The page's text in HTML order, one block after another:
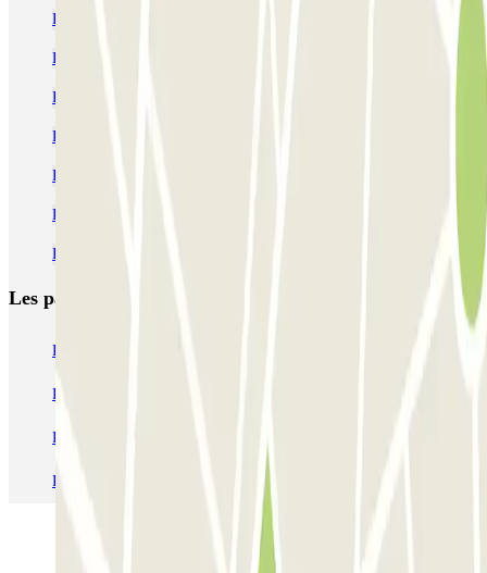
Parking Gare de Tourcoing pas cher
Parking Gare Lille Europe | Compararez des tarifs | Parclick
Parking Stade Pierre Mauroy | Réservation parking
Parking Lille Grand Palais pas cher
Parking Zénith Lille pas cher
Parking Lille Flandres (Gare) pas cher | Parclick
Parking Vieux Lille (centre-ville) pas cher | Parclick
Les parkings les
Parking Paris
Parking Charles de Gaulle - Roissy Aeroport
Parking Aéroport Roland Garros La Réunion P4 Longue Durée
Parking Aéroport Barcelone Parking Aéroport Beauvais